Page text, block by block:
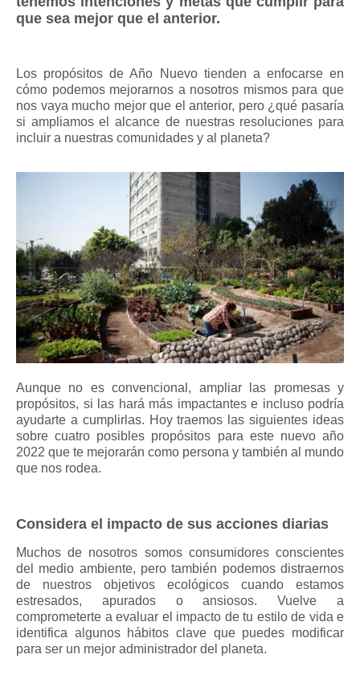
que sea mejor que el anterior.
Los propósitos de Año Nuevo tienden a enfocarse en
cómo podemos mejorarnos a nosotros mismos para que
nos vaya mucho mejor que el anterior, pero ¿qué pasaría
si ampliamos el alcance de nuestras resoluciones para
incluir a nuestras comunidades y al planeta?
Aunque no es convencional, ampliar las promesas y
propósitos, si las hará más impactantes e incluso podría
ayudarte a cumplirlas. Hoy traemos las siguientes ideas
sobre cuatro posibles propósitos para este nuevo año
2022 que te mejorarán como persona y también al mundo
que nos rodea.
Considera el impacto de sus acciones diarias
Muchos de nosotros somos consumidores conscientes
del medio ambiente, pero también podemos distraernos
de nuestros objetivos ecológicos cuando estamos
estresados, apurados o ansiosos. Vuelve a
comprometerte a evaluar el impacto de tu estilo de vida e
identifica algunos hábitos clave que puedes modificar
para ser un mejor administrador del planeta.